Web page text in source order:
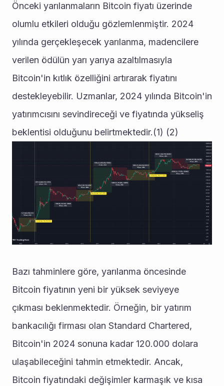
Önceki yarılanmaların Bitcoin fiyatı üzerinde
olumlu etkileri olduğu gözlemlenmiştir. 2024
yılında gerçekleşecek yarılanma, madencilere
verilen ödülün yarı yarıya azaltılmasıyla
Bitcoin'in kıtlık özelliğini artırarak fiyatını
destekleyebilir. Uzmanlar, 2024 yılında Bitcoin'in
yatırımcısını sevindireceği ve fiyatında yükseliş
beklentisi olduğunu belirtmektedir.(1) (2)
Bazı tahminlere göre, yarılanma öncesinde
Bitcoin fiyatının yeni bir yüksek seviyeye
çıkması beklenmektedir. Örneğin, bir yatırım
bankacılığı firması olan Standard Chartered,
Bitcoin'in 2024 sonuna kadar 120.000 dolara
ulaşabileceğini tahmin etmektedir. Ancak,
Bitcoin fiyatındaki değişimler karmaşık ve kısa